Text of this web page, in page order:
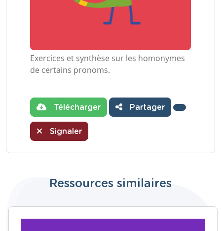
Exercices et synthèse sur les homonymes
de certains pronoms.
Télécharger Partager
Signaler
Ressources similaires